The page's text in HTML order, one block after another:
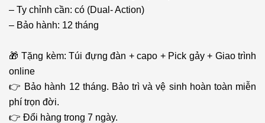
– Ty chỉnh cần: có (Dual- Action)
– Bảo hành: 12 tháng
🎁 Tặng kèm: Túi đựng đàn + capo + Pick gảy + Giao trình
online
👉 Bảo hành 12 tháng. Bảo trì và vệ sinh hoàn toàn miễn
phí trọn đời.
👉 Đổi hàng trong 7 ngày.